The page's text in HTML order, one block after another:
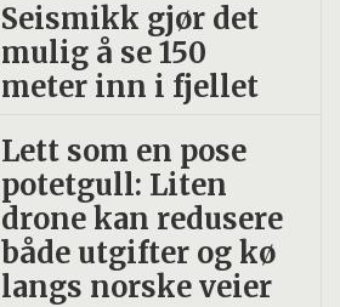
Seismikk gjør det
mulig å se 150
meter inn i fjellet
Lett som en pose
potetgull: Liten
drone kan redusere
både utgifter og kø
langs norske veier